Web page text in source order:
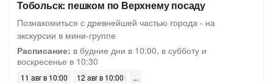
Тобольск: пешком по Верхнему посаду
Познакомиться с древнейшей частью города - на
экскурсии в мини-группе
Расписание: в будние дни в 10:00, в субботу и
воскресенье в 10:30
11 авг в 10:00 12 авг в 10:00